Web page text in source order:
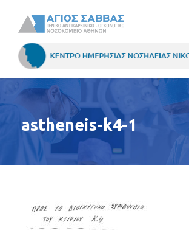
astheneis-k4-1